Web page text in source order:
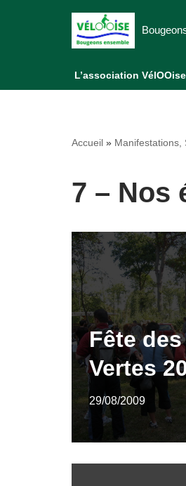
L’association VélOOise
Accueil » Manifestations,
7 – Nos
Fête
Vertes
29/08/2009